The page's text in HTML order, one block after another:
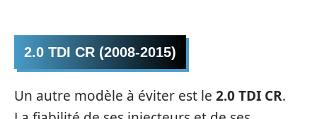
2.0 TDI CR (2008-2015)
Un autre modèle à éviter est le 2.0 TDI CR.